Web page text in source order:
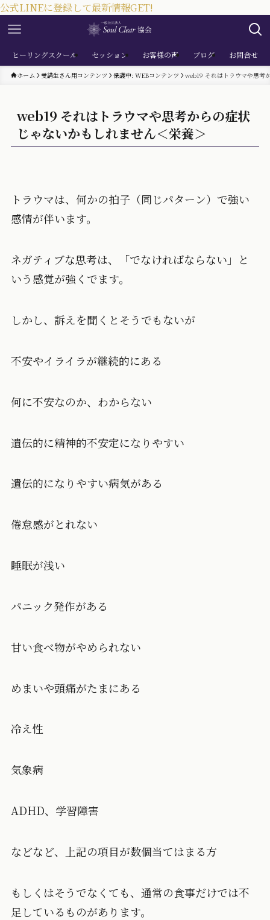
公式LINEに登録して最新情報GET!
ヒーリングスクール セッション お客様の声 ブログ お問合せ
ホーム 受講生さん用コンテンツ 保護中: WEBコンテンツ web19 それはトラウマや思考
web19 それはトラウマや思考からの症状
じゃないかもしれません＜栄養＞
トラウマは、何かの拍子（同じパターン）で強い
感情が伴います。
ネガティブな思考は、「でなければならない」と
いう感覚が強くでます。
しかし、訴えを聞くとそうでもないが
不安やイライラが継続的にある
何に不安なのか、わからない
遺伝的に精神的不安定になりやすい
遺伝的になりやすい病気がある
倦怠感がとれない
睡眠が浅い
パニック発作がある
甘い食べ物がやめられない
めまいや頭痛がたまにある
冷え性
気象病
ADHD、学習障害
などなど、上記の項目が数個当てはまる方
もしくはそうでなくても、通常の食事だけでは不
足しているものがあります。